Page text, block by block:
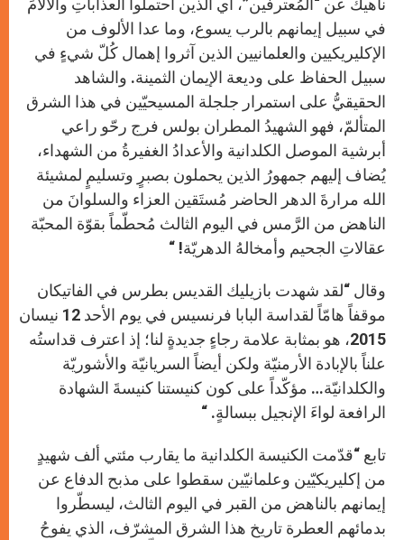
ناهيك عن “المُعترفين”، أي الذين احتملوا العذاباتِ والآلآمَ
في سبيل إيمانهم بالرب يسوع، وما عدا الألوف من
الإكليريكيين والعلمانيين الذين آثروا إهمال كُلّ شيءٍ في
سبيل الحفاظ على وديعة الإيمان الثمينة. والشاهد
الحقيقيُّ على استمرار جلجلة المسيحيّين في هذا الشرق
المتألمّ، فهو الشهيدُ المطران بولس فرج رحّو راعي
أبرشية الموصل الكلدانية والأعدادُ الغفيرةُ من الشهداء،
يُضاف إليهم جمهورُ الذين يحملون بصبرٍ وتسليمٍ لمشيئة
الله مرارةَ الدهر الحاضر مُستَقين العزاء والسلوانَ من
الناهض من الرَّمس في اليوم الثالث مُحطّماً بقوّة المحبّة
عقالاتِ الجحيم وأمخالهُ الدهريّة! “
وقال “لقد شهدت بازيليك القديس بطرس في الفاتيكان
موقفاً هامّاً لقداسة البابا فرنسيس في يوم الأحد 12 نيسان
2015، هو بمثابة علامة رجاءٍ جديدةٍ لنا؛ إذ اعترف قداستُه
علناً بالإبادة الأرمنيّة ولكن أيضاً السريانيّة والأشوريّة
والكلدانيّة… مؤكّداً على كون كنيستنا كنيسةَ الشهادة
الرافعة لواءَ الإنجيل ببسالةٍ. “
تابع “قدّمت الكنيسة الكلدانية ما يقارب مئتي ألف شهيدٍ
من إكليريكيّين وعلمانيّين سقطوا على مذبح الدفاع عن
إيمانهم بالناهض من القبر في اليوم الثالث، ليسطّروا
بدمائهم العطرة تاريخ هذا الشرق المشرّف، الذي يفوحُ